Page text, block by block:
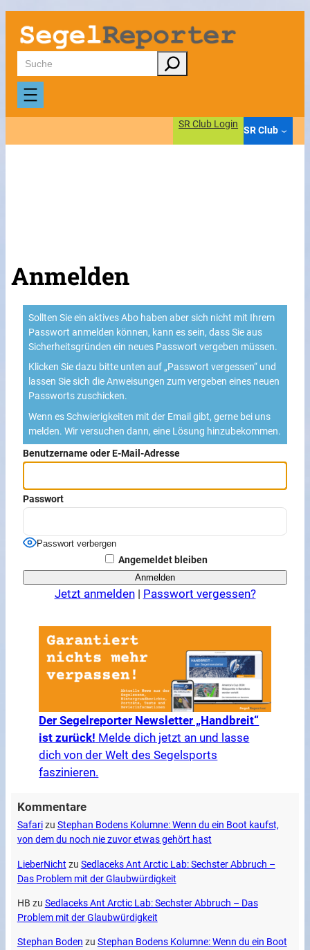
Suchen
SR Club Login
SR Club
Anmelden
Sollten Sie ein aktives Abo haben aber sich nicht mit Ihrem
Passwort anmelden können, kann es sein, dass Sie aus
Sicherheitsgründen ein neues Passwort vergeben müssen.
Klicken Sie dazu bitte unten auf „Passwort vergessen“ und
lassen Sie sich die Anweisungen zum vergeben eines neuen
Passworts zuschicken.
Wenn es Schwierigkeiten mit der Email gibt, gerne bei uns
melden. Wir versuchen dann, eine Lösung hinzubekommen.
Benutzername oder E-Mail-Adresse
Passwort
Passwort verbergen
Angemeldet bleiben
Jetzt anmelden| Passwort vergessen?
Der Segelreporter Newsletter „Handbreit“
ist zurück! Melde dich jetzt an und lasse
dich von der Welt des Segelsports
faszinieren.
Kommentare
Safarizu Stephan Bodens Kolumne: Wenn du ein Boot kaufst,
von dem du noch nie zuvor etwas gehört hast
LieberNicht zu Sedlaceks Ant Arctic Lab: Sechster Abbruch –
Das Problem mit der Glaubwürdigkeit
HB zu Sedlaceks Ant Arctic Lab: Sechster Abbruch – Das
Problem mit der Glaubwürdigkeit
Stephan Boden zu Stephan Bodens Kolumne: Wenn du ein Boot